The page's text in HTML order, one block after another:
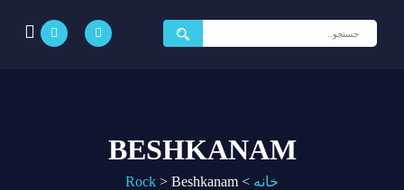
جستجو
برای:
BESHKANAM
خانه >
Rock > Beshkanam